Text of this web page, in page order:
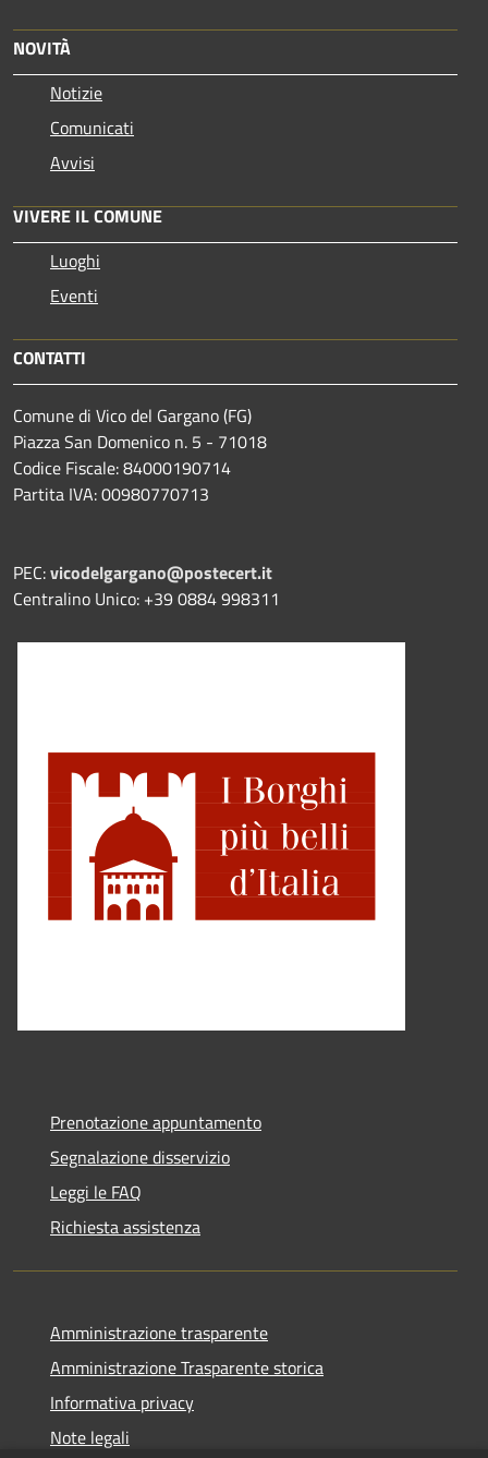
NOVITÀ
Notizie
Comunicati
Avvisi
VIVERE IL COMUNE
Luoghi
Eventi
CONTATTI
Comune di Vico del Gargano (FG)
Piazza San Domenico n. 5 - 71018
Codice Fiscale: 84000190714
Partita IVA: 00980770713
PEC:vicodelgargano@postecert.it
Centralino Unico: +39 0884 998311
Prenotazione appuntamento
Segnalazione disservizio
Leggi le FAQ
Richiesta assistenza
Amministrazione trasparente
Amministrazione Trasparente storica
Informativa privacy
Note legali